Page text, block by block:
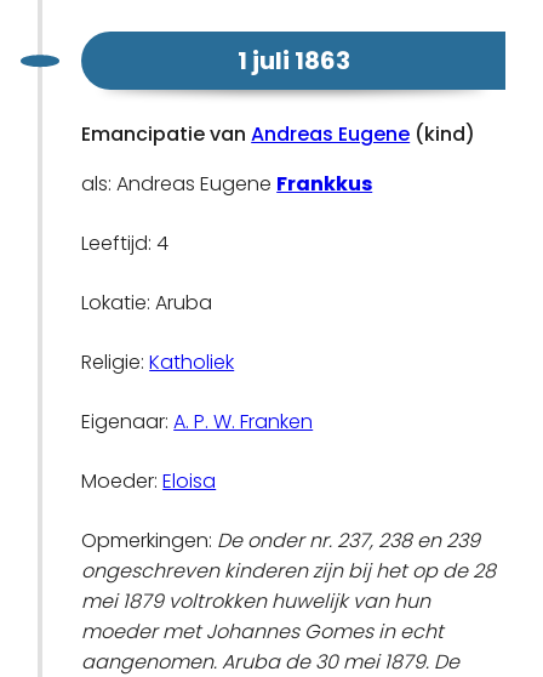
1 juli 1863
Emancipatie vanAndreas Eugene (kind)
als: Andreas Eugene Frankkus
Leeftijd: 4
Lokatie: Aruba
Religie:Katholiek
Eigenaar:A. P. W. Franken
Moeder:Eloisa
Opmerkingen: De onder nr. 237, 238 en 239
ongeschreven kinderen zijn bij het op de 28
mei 1879 voltrokken huwelijk van hun
moeder met Johannes Gomes in echt
aangenomen. Aruba de 30 mei 1879. De